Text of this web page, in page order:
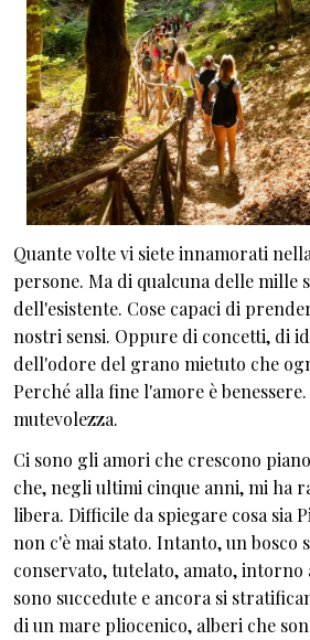
Quante volte vi siete innamorati
persone. Ma di qualcuna delle mille
dell'esistente. Cose capaci di
nostri sensi. Oppure di concetti, di
dell'odore del grano mietuto che
Perché alla fine l'amore è
mutevolezza.
Ci sono gli amori che crescono
che, negli ultimi cinque anni, mi ha
libera. Difficile da spiegare cosa sia
non c'è mai stato. Intanto, un bosco
conservato, tutelato, amato, intorno
sono succedute e ancora si
di un mare pliocenico, alberi che